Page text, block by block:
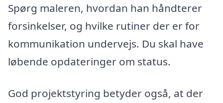
Spørg maleren, hvordan han håndterer
forsinkelser, og hvilke rutiner der er for
kommunikation undervejs. Du skal have
løbende opdateringer om status.
God projektstyring betyder også, at der